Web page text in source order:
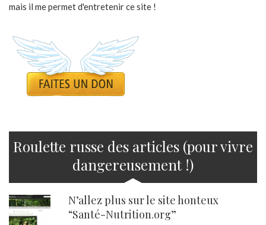
mais il me permet d'entretenir ce site !
Roulette russe des articles (pour vivre
dangereusement !)
N’allez plus sur le site honteux
“Santé-Nutrition.org”